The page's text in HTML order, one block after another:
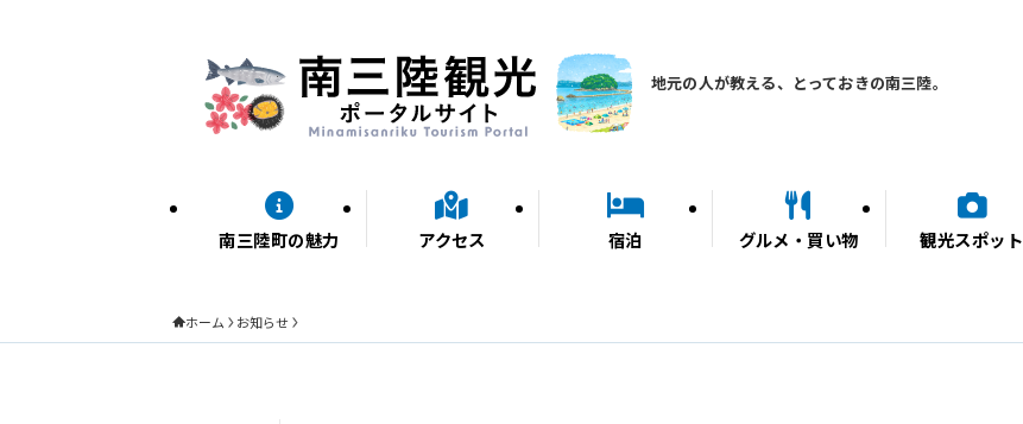
地元の人が教える、とっておきの南三陸。
南三陸町の魅力 アクセス 宿泊 グルメ・買い物 観光スポット
ホーム お知らせ